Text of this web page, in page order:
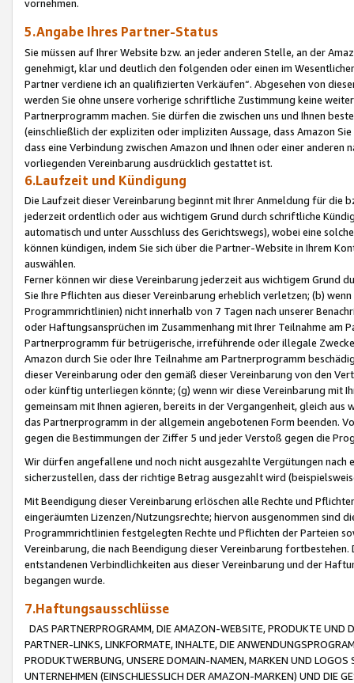
vornehmen.
5.Angabe Ihres Partner-Status
Sie müssen auf Ihrer Website bzw. an jeder anderen Stelle, an der
genehmigt, klar und deutlich den folgenden oder einen im
Partner verdiene ich an qualifizierten Verkäufen“. Abgesehen von
werden Sie ohne unsere vorherige schriftliche Zustimmung keine
Partnerprogramm machen. Sie dürfen die zwischen uns und Ihnen
(einschließlich der expliziten oder impliziten Aussage, dass Amazon
dass eine Verbindung zwischen Amazon und Ihnen oder einer
vorliegenden Vereinbarung ausdrücklich gestattet ist.
6.Laufzeit und Kündigung
Die Laufzeit dieser Vereinbarung beginnt mit Ihrer Anmeldung für die
jederzeit ordentlich oder aus wichtigem Grund durch schriftliche
automatisch und unter Ausschluss des Gerichtswegs), wobei eine
können kündigen, indem Sie sich über die Partner-Website in Ihrem
auswählen.
Ferner können wir diese Vereinbarung jederzeit aus wichtigem Grund
Sie Ihre Pflichten aus dieser Vereinbarung erheblich verletzen; (b)
Programmrichtlinien) nicht innerhalb von 7 Tagen nach unserer
oder Haftungsansprüchen im Zusammenhang mit Ihrer Teilnahme am
Partnerprogramm für betrügerische, irreführende oder illegale
Amazon durch Sie oder Ihre Teilnahme am Partnerprogramm
dieser Vereinbarung oder den gemäß dieser Vereinbarung von den
oder künftig unterliegen könnte; (g) wenn wir diese Vereinbarung mit
gemeinsam mit Ihnen agieren, bereits in der Vergangenheit, gleich
das Partnerprogramm in der allgemein angebotenen Form beenden.
gegen die Bestimmungen der Ziffer 5 und jeder Verstoß gegen die
Wir dürfen angefallene und noch nicht ausgezahlte Vergütungen
sicherzustellen, dass der richtige Betrag ausgezahlt wird
Mit Beendigung dieser Vereinbarung erlöschen alle Rechte und
eingeräumten Lizenzen/Nutzungsrechte; hiervon ausgenommen sind
Programmrichtlinien festgelegten Rechte und Pflichten der Parteien
Vereinbarung, die nach Beendigung dieser Vereinbarung
entstandenen Verbindlichkeiten aus dieser Vereinbarung und der
begangen wurde.
7.Haftungsausschlüsse
DAS PARTNERPROGRAMM, DIE AMAZON-WEBSITE, PRODUKTE UND
PARTNER-LINKS, LINKFORMATE, INHALTE, DIE
PRODUKTWERBUNG, UNSERE DOMAIN-NAMEN, MARKEN UND
UNTERNEHMEN (EINSCHLIESSLICH DER AMAZON-MARKEN) UND DIE